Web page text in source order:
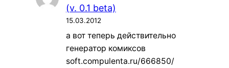
(v. 0.1 beta)
15.03.2012
а вот теперь действительно
генератор комиксов
soft.compulenta.ru/666850/